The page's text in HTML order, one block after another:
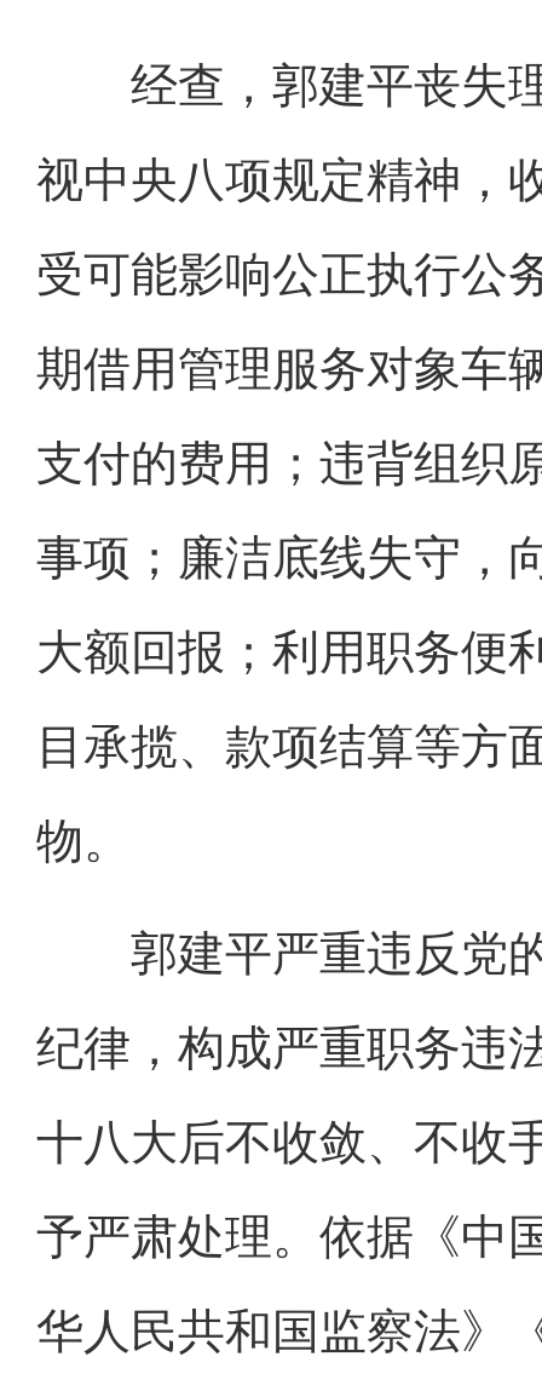
经查，郭建平丧失理
视中央八项规定精神，
受可能影响公正执行公
期借用管理服务对象车
支付的费用；违背组织
事项；廉洁底线失守，
大额回报；利用职务便
目承揽、款项结算等方
物。
郭建平严重违反党的
纪律，构成严重职务违
十八大后不收敛、不收
予严肃处理。依据《中
华人民共和国监察法》